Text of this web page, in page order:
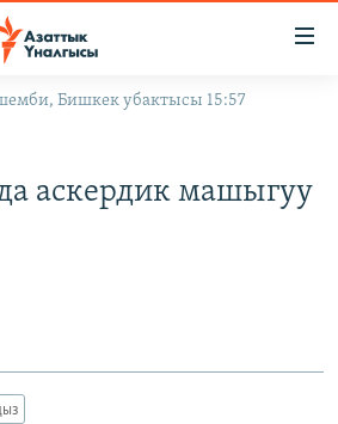
Бишкек убактысы 15:57
аскердик машыгуу